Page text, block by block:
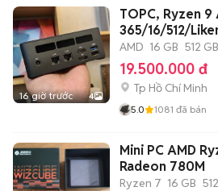
16 giờ trước 4
TOPC, Ryzen 9
365/16/512/
AMD 16 GB 512 GB
19.500.000 đ
Tp Hồ Chí Minh
5.0 1081 đã bán
Mini PC AMD
Radeon 780M
Ryzen 7 16 GB